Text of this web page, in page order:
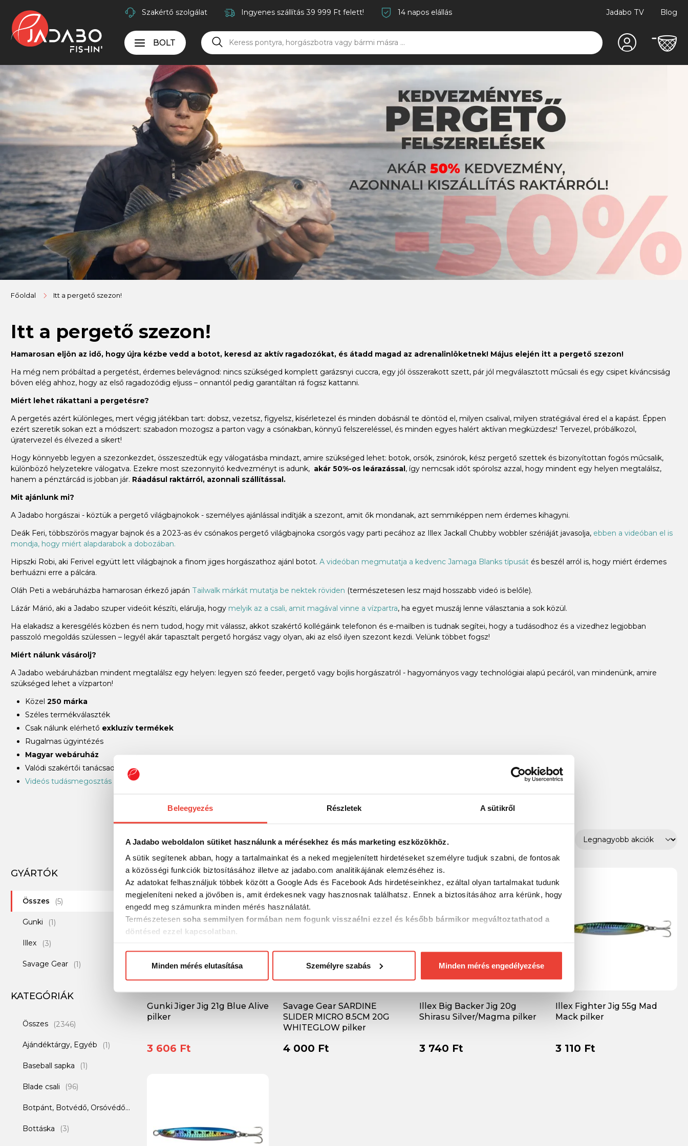
Beleegyezés Részletek A sütikről
A Jadabo weboldalon sütiket használunk a mérésekhez és más marketing eszközökhöz.
A sütik segítenek abban, hogy a tartalmainkat és a neked megjelenített hirdetéseket személyre tudjuk szabni, de fontosak
a közösségi funkciók biztosításához illetve az jadabo.com analitikájának elemzéséhez is.
Az adatokat felhasználjuk többek között a Google Ads és Facebook Ads hirdetéseinkhez, ezáltal olyan tartalmakat tudunk
megjeleníteni neked a jövőben is, amit érdekesnek vagy hasznosnak találhatsz. Ennek a biztosításához arra kérünk, hogy
engedd meg számunkra minden mérés használatát.
Természetesen soha semmilyen formában nem fogunk visszaélni ezzel és később bármikor megváltoztathatod a
döntésed ezzel kapcsolatban.
Minden mérés elutasítása Személyre szabás Minden mérés engedélyezése
Szakértő szolgálat Ingyenes szállítás 39 999 Ft felett! 14 napos elállás Jadabo TV Blog
BOLT
Főoldal Itt a pergető szezon!
Itt a pergető szezon!
Hamarosan eljön az idő, hogy újra kézbe vedd a botot, keresd az aktív ragadozókat, és átadd magad az adrenalinlöketnek! Május elején itt a pergető szezon!
Ha még nem próbáltad a pergetést, érdemes belevágnod: nincs szükséged komplett garázsnyi cuccra, egy jól összerakott szett, pár jól megválasztott műcsali és egy csipet kíváncsiság
bőven elég ahhoz, hogy az első ragadozódig eljuss – onnantól pedig garantáltan rá fogsz kattanni.
Miért lehet rákattani a pergetésre?
A pergetés azért különleges, mert végig játékban tart: dobsz, vezetsz, figyelsz, kísérletezel és minden dobásnál te döntöd el, milyen csalival, milyen stratégiával éred el a kapást. Éppen
ezért szeretik sokan ezt a módszert: szabadon mozogsz a parton vagy a csónakban, könnyű felszereléssel, és minden egyes halért aktívan megküzdesz! Tervezel, próbálkozol,
újratervezel és élvezed a sikert!
Hogy könnyebb legyen a szezonkezdet, összeszedtük egy válogatásba mindazt, amire szükséged lehet: botok, orsók, zsinórok, kész pergető szettek és bizonyítottan fogós műcsalik,
különböző helyzetekre válogatva. Ezekre most szezonnyitó kedvezményt is adunk, akár 50%-os leárazással, így nemcsak időt spórolsz azzal, hogy mindent egy helyen megtalálsz,
hanem a pénztárcád is jobban jár. Ráadásul raktárról, azonnali szállítással.
Mit ajánlunk mi?
A Jadabo horgászai - köztük a pergető világbajnokok - személyes ajánlással indítják a szezont, amit ők mondanak, azt semmiképpen nem érdemes kihagyni.
Deák Feri, többszörös magyar bajnok és a 2023-as év csónakos pergető világbajnoka csorgós vagy parti pecához az Illex Jackall Chubby wobbler szériáját javasolja, ebben a videóban el is
mondja, hogy miért alapdarabok a dobozában.
Hipszki Robi, aki Ferivel együtt lett világbajnok a finom jiges horgászathoz ajánl botot. A videóban megmutatja a kedvenc Jamaga Blanks típusát és beszél arról is, hogy miért érdemes
berhuázni erre a pálcára.
Oláh Peti a webáruházba hamarosan érkező japán Tailwalk márkát mutatja be nektek röviden (természetesen lesz majd hosszabb videó is belőle).
Lázár Márió, aki a Jadabo szuper videóit készíti, elárulja, hogy melyik az a csali, amit magával vinne a vízpartra, ha egyet muszáj lenne választania a sok közül.
Ha elakadsz a keresgélés közben és nem tudod, hogy mit válassz, akkot szakértő kollégáink telefonon és e-mailben is tudnak segítei, hogy a tudásodhoz és a vizedhez legjobban
passzoló megoldás szülessen – legyél akár tapasztalt pergető horgász vagy olyan, aki az első ilyen szezont kezdi. Velünk többet fogsz!
Miért nálunk vásárolj?
A Jadabo webáruházban mindent megtalálsz egy helyen: legyen szó feeder, pergető vagy bojlis horgászatról - hagyományos vagy technológiai alapú pecáról, van mindenünk, amire
szükséged lehet a vízparton!
Közel 250 márka
Széles termékválaszték
Csak nálunk elérhető exkluzív termékek
Rugalmas ügyintézés
Magyar webáruház
Valódi szakértői tanácsadás világbajnok horgászoktól
Videós tudásmegosztás
GYÁRTÓK
Összes (5)
Gunki (1)
Illex (3)
Savage Gear (1)
KATEGÓRIÁK
Összes (2346)
Ajándéktárgy, Egyéb (1)
Baseball sapka (1)
Blade csali (96)
Botpánt, Botvédő, Orsóvédő
Bottáska (3)
-7%
Gunki Jiger Jig 21g Blue Alive
pilker
3 606 Ft
Savage Gear SARDINE
SLIDER MICRO 8.5CM 20G
WHITEGLOW pilker
4 000 Ft
Illex Big Backer Jig 20g
Shirasu Silver/Magma pilker
3 740 Ft
Illex Fighter Jig 55g Mad
Mack pilker
3 110 Ft